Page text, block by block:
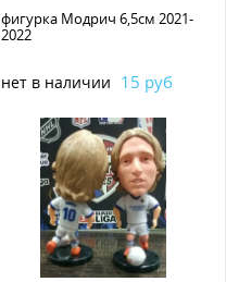
фигурка Модрич 6,5см 2021-
2022
нет в наличии 15 руб